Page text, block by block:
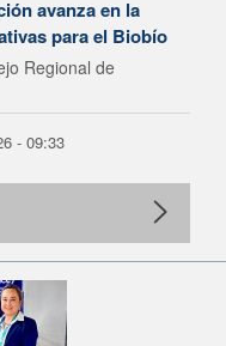
avanza en la
para el Biobío
Regional de
- 09:33